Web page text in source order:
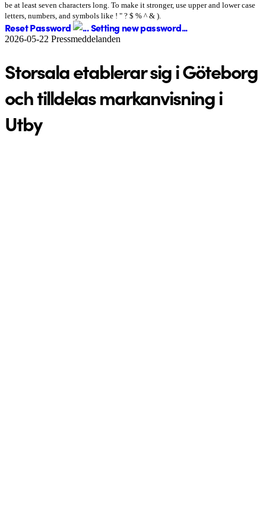
be at least seven characters long. To make it stronger, use upper and lower case
letters, numbers, and symbols like ! " ? $ % ^ & ).
Reset Password Setting new password...
2026-05-22 Pressmeddelanden
Storsala etablerar sig i Göteborg
och tilldelas markanvisning i
Utby